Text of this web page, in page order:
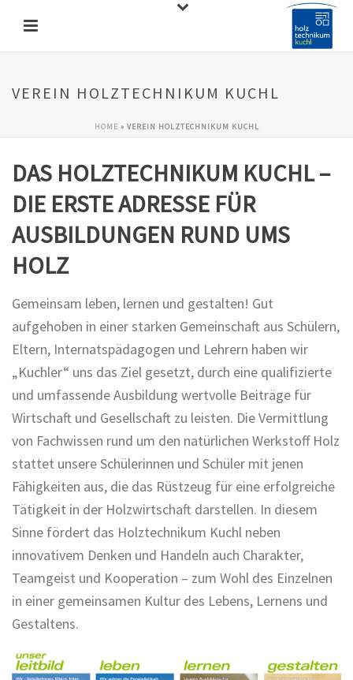
VEREIN HOLZTECHNIKUM KUCHL
HOME» VEREIN HOLZTECHNIKUM KUCHL
DAS HOLZTECHNIKUM KUCHL –
DIE ERSTE ADRESSE FÜR
AUSBILDUNGEN RUND UMS
HOLZ
Gemeinsam leben, lernen und gestalten! Gut
aufgehoben in einer starken Gemeinschaft aus Schülern,
Eltern, Internatspädagogen und Lehrern haben wir
„Kuchler“ uns das Ziel gesetzt, durch eine qualifizierte
und umfassende Ausbildung wertvolle Beiträge für
Wirtschaft und Gesellschaft zu leisten. Die Vermittlung
von Fachwissen rund um den natürlichen Werkstoff Holz
stattet unsere Schülerinnen und Schüler mit jenen
Fähigkeiten aus, die das Rüstzeug für eine erfolgreiche
Tätigkeit in der Holzwirtschaft darstellen. In diesem
Sinne fördert das Holztechnikum Kuchl neben
innovativem Denken und Handeln auch Charakter,
Teamgeist und Kooperation – zum Wohl des Einzelnen
in einer gemeinsamen Kultur des Lebens, Lernens und
Gestaltens.